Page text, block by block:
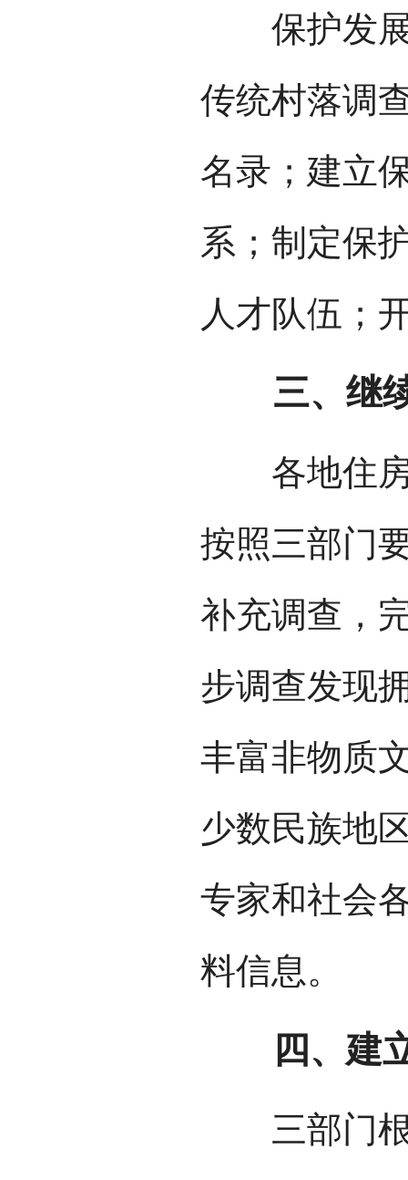
保护发展
传统村落调
名录；建立
系；制定保
人才队伍；
三、继续
各地住房
按照三部门
补充调查，
步调查发现
丰富非物质
少数民族地
专家和社会
料信息。
四、建立
三部门根